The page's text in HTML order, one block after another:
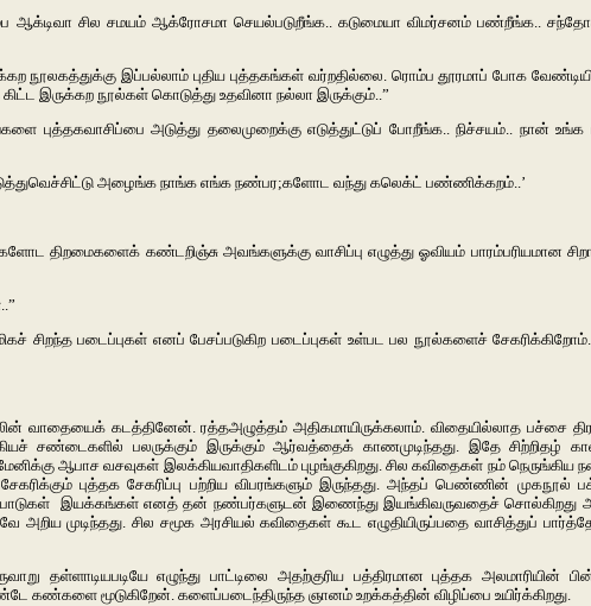
ஆக்டிவா சில சமயம் ஆக்ரோசமா செயல்படுறீங்க.. கடுமையா விமர்சனம் பண்றீங்க..
இப்பல்லாம் புதிய புத்தகங்கள் வர்றதில்லை. ரொம்ப தூரமாப் போக
இருக்கற நூல்கள் கொடுத்து உதவினா நல்லா இருக்கும்..”
அடுத்து தலைமுறைக்கு எடுத்துட்டுப் போறீங்க.. நிச்சயம்.. நான் உங்க
அழைங்க நாங்க எங்க நண்பர;களோட வந்து கலெக்ட் பண்ணிக்கறம்..’
திறமைகளைக் கண்டறிஞ்சு அவங்களுக்கு வாசிப்பு எழுத்து ஓவியம் பாரம்பரியமான
சிறந்த படைப்புகள் எனப் பேசப்படுகிற படைப்புகள் உள்பட பல நூல்களைச்
வாதையைக் கடத்தினேன். ரத்தஅழுத்தம் அதிகமாயிருக்கலாம். விதையில்லாத பச்சை
சண்டைகளில் பலருக்கும் இருக்கும் ஆர்வத்தைக் காணமுடிந்தது. இதே சிற்றிதழ்
ஆபாச வசவுகள் இலக்கியவாதிகளிடம் புழங்குகிறது. சில கவிதைகள் நம் நெருங்கிய
புத்தக சேகரிப்பு பற்றிய விபரங்களும் இருந்தது. அந்தப் பெண்ணின்
இயக்கங்கள் எனத் தன் நண்பர்களுடன் இணைந்து இயங்கிவருவதைச் சொல்கிறது
முடிந்தது. சில சமூக அரசியல் கவிதைகள் கூட எழுதியிருப்பதை வாசித்துப்
தள்ளாடியபடியே எழுந்து பாட்டிலை அதற்குரிய பத்திரமான புத்தக அலமாரியின்
மூடுகிறேன். களைப்படைந்திருந்த ஞானம் உறக்கத்தின் விழிப்பை உயிர்க்கிறது.